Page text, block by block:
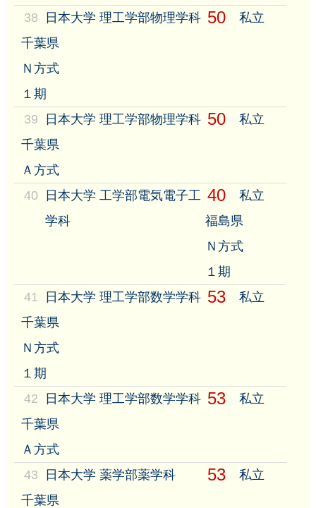
38
日本大学 理工学部物理学科 50
私立
千葉県
Ｎ方式
１期
39
日本大学 理工学部物理学科 50
私立
千葉県
Ａ方式
40
日本大学 工学部電気電子工
学科
40
私立
福島県
Ｎ方式
１期
41
日本大学 理工学部数学学科 53
私立
千葉県
Ｎ方式
１期
42
日本大学 理工学部数学学科 53
私立
千葉県
Ａ方式
43
日本大学 薬学部薬学科 53
私立
千葉県